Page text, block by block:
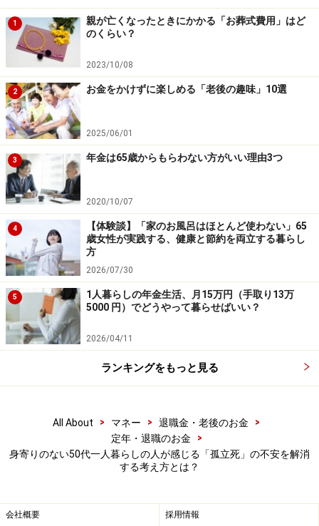
いくことが大切です。
●仕事を続ける
相談者は、65歳で仕事を辞める予定と仰っていますが、
可能であれば仕事を続けることも検討しましょう。65歳
以降も働くことで、経済的な安定だけでなく、社会との
つながりを維持することができます。仕事をすること
で、日々の生活が規則正しくなりますし、人との交流が
生まれます。また、新しいスキルを習得したり、関連分
野に興味が向いたりすれば、自己を磨くことができ充実
感が得られるでしょう。
※専門家に質問がある人は こちらから応募するか、コメ
ント欄への書き込みをお願いします。
※記事内容は執筆時点のものです。最新の内容をご確認くださ
い。
本記事の内容は一般的な情報提供を目的としており、特定の金融
商品や投資行動を推奨するものではありません。
投資や資産運用に関する最終的なご判断はご自身の責任において
掲載情報の正確性・完全性については十分に配慮しております
最新の情報や詳細については、必ず各金融機関やサービス提供者
の公式情報をご確認ください。
【編集部からのお知らせ】
中です！
※抽選で20名にAmazonギフト券1000円分プレゼント
1
親が亡くなったときにかかる「お葬式費用」はど
のくらい？
2023/10/08
2 お金をかけずに楽しめる「老後の趣味」10選
2025/06/01
3 年金は65歳からもらわない方がいい理由3つ
2020/10/07
4
【体験談】「家のお風呂はほとんど使わない」65
歳女性が実践する、健康と節約を両立する暮らし
方
2026/07/30
5
1人暮らしの年金生活、月15万円（手取り13万
5000 円）でどうやって暮らせばいい？
2026/04/11
ランキングをもっと見る
All About > マネー > 退職金・老後のお金
>
定年・退職のお金
>
身寄りのない50代一人暮らしの人が感じる「孤立死」の不安を解消
する考え方とは？
会社概要 採用情報